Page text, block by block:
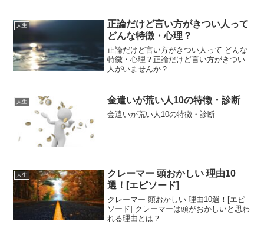
人生
正論だけど言い方がきつい人って
どんな特徴・心理？
正論だけど言い方がきつい人って どんな
特徴・心理？正論だけど言い方がきつい
人がいませんか？
人生 金遣いが荒い人10の特徴・診断
金遣いが荒い人10の特徴・診断
人生
クレーマー 頭おかしい 理由10
選！[エピソード]
クレーマー 頭おかしい 理由10選！[エピ
ソード] クレーマーは頭がおかしいと思わ
れる理由とは？